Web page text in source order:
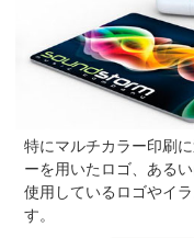
特にマルチカラー印刷
ーを用いたロゴ、ある
使用しているロゴやイ
す。